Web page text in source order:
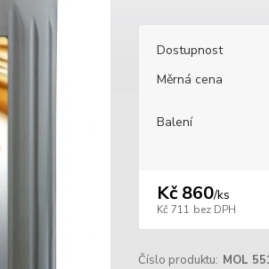
Dostupnost
Měrná cena
Balení
Kč 860/ks
Kč 711 bez DPH
Číslo produktu: MOL